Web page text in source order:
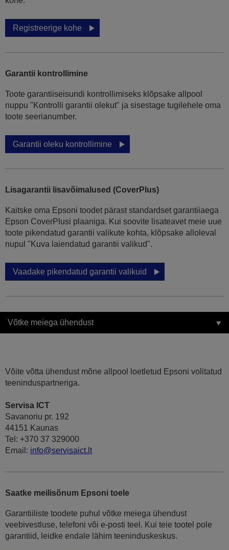
Registreerige kohe
Garantii kontrollimine
Toote garantiiseisundi kontrollimiseks klõpsake allpool
nuppu "Kontrolli garantii olekut" ja sisestage tugilehele oma
toote seerianumber.
Garantii oleku kontrollimine
Lisagarantii lisavõimalused (CoverPlus)
Kaitske oma Epsoni toodet pärast standardset garantiiaega
Epson CoverPlusi plaaniga. Kui soovite lisateavet meie uue
toote pikendatud garantii valikute kohta, klõpsake alloleval
nupul "Kuva laiendatud garantii valikud".
Vaadake pikendatud garantii valikuid
Võtke meiega ühendust
Võite võtta ühendust mõne allpool loetletud Epsoni volitatud
teeninduspartneriga.
Servisa ICT
Savanoriu pr. 192
44151 Kaunas
Tel: +370 37 329000
Email: info@servisaict.lt
Saatke meilisõnum Epsoni toele
Garantiiliste toodete puhul võtke meiega ühendust
veebivestluse, telefoni või e-posti teel. Kui teie tootel pole
garantiid, leidke endale lähim teeninduskeskus.